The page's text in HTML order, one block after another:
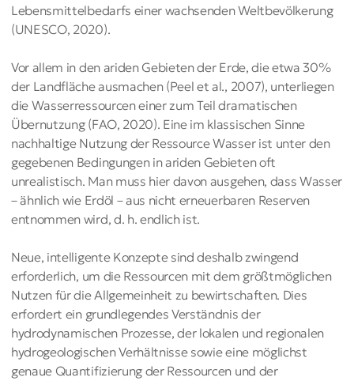
Lebensmittelbedarfs einer wachsenden Weltbevölkerung
(UNESCO, 2020).
Vor allem in den ariden Gebieten der Erde, die etwa 30%
der Landfläche ausmachen (Peel et al., 2007), unterliegen
die Wasserressourcen einer zum Teil dramatischen
Übernutzung (FAO, 2020). Eine im klassischen Sinne
nachhaltige Nutzung der Ressource Wasser ist unter den
gegebenen Bedingungen in ariden Gebieten oft
unrealistisch. Man muss hier davon ausgehen, dass Wasser
– ähnlich wie Erdöl – aus nicht erneuerbaren Reserven
entnommen wird, d. h. endlich ist.
Neue, intelligente Konzepte sind deshalb zwingend
erforderlich, um die Ressourcen mit dem größtmöglichen
Nutzen für die Allgemeinheit zu bewirtschaften. Dies
erfordert ein grundlegendes Verständnis der
hydrodynamischen Prozesse, der lokalen und regionalen
hydrogeologischen Verhältnisse sowie eine möglichst
genaue Quantifizierung der Ressourcen und der